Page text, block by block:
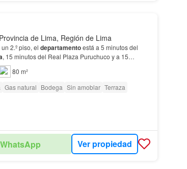
de Lima, Región de Lima
2.º piso, el departamentoestá a 5 minutos del
, 15 minutos del Real Plaza Puruchuco y a 15
80 m²
Gas natural Bodega Sin amoblar Terraza
WhatsApp Ver propiedad